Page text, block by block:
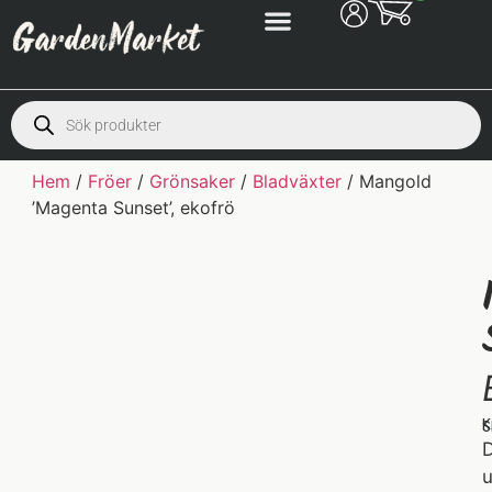
Hem / Fröer / Grönsaker / Bladväxter / Mangold
’Magenta Sunset’, ekofrö